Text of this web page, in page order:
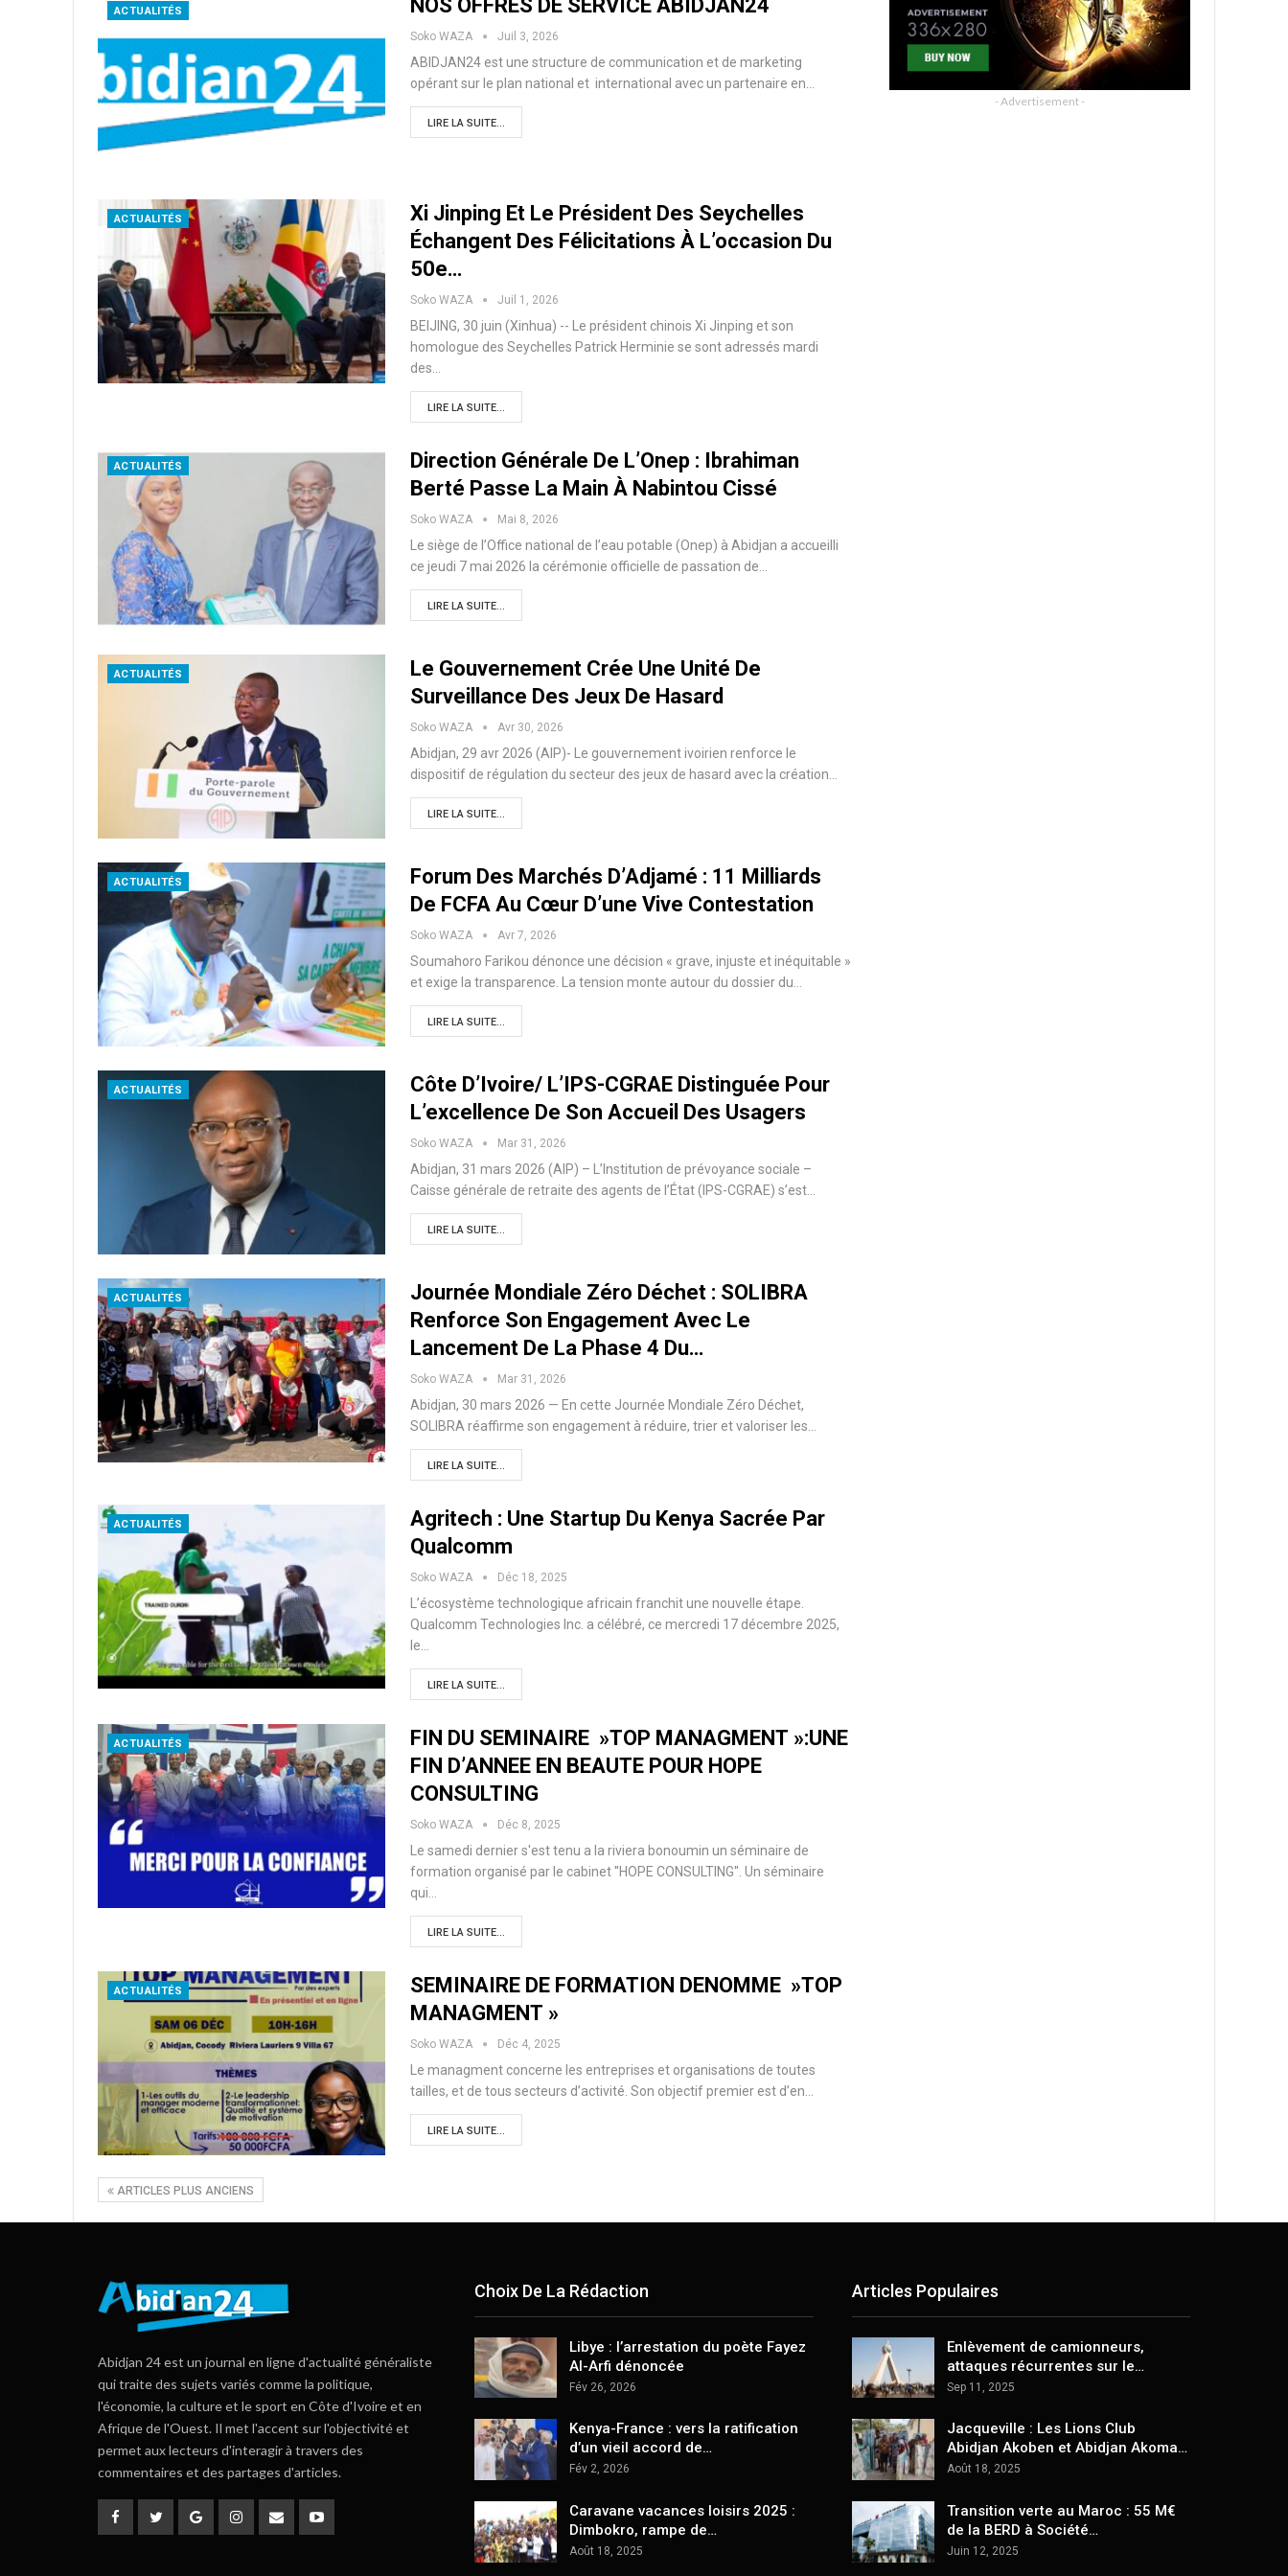
ACTUALITÉS NOS OFFRES DE SERVICE ABIDJAN24
Soko WAZA Juil 3, 2026
ABIDJAN24 est une structure de communication et de marketing
opérant sur le plan national et international avec un partenaire en…
LIRE LA SUITE...
ACTUALITÉS
Xi Jinping Et Le Président Des Seychelles
Échangent Des Félicitations À L’occasion Du
50e…
Soko WAZA Juil 1, 2026
BEIJING, 30 juin (Xinhua) -- Le président chinois Xi Jinping et son
homologue des Seychelles Patrick Herminie se sont adressés mardi
des…
LIRE LA SUITE...
ACTUALITÉS
Direction Générale De L’Onep : Ibrahiman
Berté Passe La Main À Nabintou Cissé
Soko WAZA Mai 8, 2026
Le siège de l’Office national de l’eau potable (Onep) à Abidjan a accueilli
ce jeudi 7 mai 2026 la cérémonie officielle de passation de…
LIRE LA SUITE...
ACTUALITÉS
Le Gouvernement Crée Une Unité De
Surveillance Des Jeux De Hasard
Soko WAZA Avr 30, 2026
Abidjan, 29 avr 2026 (AIP)- Le gouvernement ivoirien renforce le
dispositif de régulation du secteur des jeux de hasard avec la création…
LIRE LA SUITE...
ACTUALITÉS
Forum Des Marchés D’Adjamé : 11 Milliards
De FCFA Au Cœur D’une Vive Contestation
Soko WAZA Avr 7, 2026
Soumahoro Farikou dénonce une décision « grave, injuste et inéquitable »
et exige la transparence. La tension monte autour du dossier du…
LIRE LA SUITE...
ACTUALITÉS
Côte D’Ivoire/ L’IPS-CGRAE Distinguée Pour
L’excellence De Son Accueil Des Usagers
Soko WAZA Mar 31, 2026
Abidjan, 31 mars 2026 (AIP) – L’Institution de prévoyance sociale –
Caisse générale de retraite des agents de l’État (IPS-CGRAE) s’est…
LIRE LA SUITE...
ACTUALITÉS
Journée Mondiale Zéro Déchet : SOLIBRA
Renforce Son Engagement Avec Le
Lancement De La Phase 4 Du…
Soko WAZA Mar 31, 2026
Abidjan, 30 mars 2026 — En cette Journée Mondiale Zéro Déchet,
SOLIBRA réaffirme son engagement à réduire, trier et valoriser les…
LIRE LA SUITE...
ACTUALITÉS
Agritech : Une Startup Du Kenya Sacrée Par
Qualcomm
Soko WAZA Déc 18, 2025
L’écosystème technologique africain franchit une nouvelle étape.
Qualcomm Technologies Inc. a célébré, ce mercredi 17 décembre 2025,
le…
LIRE LA SUITE...
ACTUALITÉS
FIN DU SEMINAIRE »TOP MANAGMENT »:UNE
FIN D’ANNEE EN BEAUTE POUR HOPE
CONSULTING
Soko WAZA Déc 8, 2025
Le samedi dernier s'est tenu a la riviera bonoumin un séminaire de
formation organisé par le cabinet ''HOPE CONSULTING''. Un séminaire
qui…
LIRE LA SUITE...
ACTUALITÉS
SEMINAIRE DE FORMATION DENOMME »TOP
MANAGMENT »
Soko WAZA Déc 4, 2025
Le managment concerne les entreprises et organisations de toutes
tailles, et de tous secteurs d’activité. Son objectif premier est d’en…
LIRE LA SUITE...
ARTICLES PLUS ANCIENS
- Advertisement -
Abidjan 24 est un journal en ligne d'actualité généraliste
qui traite des sujets variés comme la politique,
l'économie, la culture et le sport en Côte d'Ivoire et en
Afrique de l'Ouest. Il met l'accent sur l'objectivité et
permet aux lecteurs d'interagir à travers des
commentaires et des partages d'articles.
Choix De La Rédaction
Libye : l’arrestation du poète Fayez
Al-Arfi dénoncée
Fév 26, 2026
Kenya-France : vers la ratification
d’un vieil accord de…
Fév 2, 2026
Caravane vacances loisirs 2025 :
Dimbokro, rampe de…
Août 18, 2025
Articles Populaires
Enlèvement de camionneurs,
attaques récurrentes sur le…
Sep 11, 2025
Jacqueville : Les Lions Club
Abidjan Akoben et Abidjan Akoma…
Août 18, 2025
Transition verte au Maroc : 55 M€
de la BERD à Société…
Juin 12, 2025